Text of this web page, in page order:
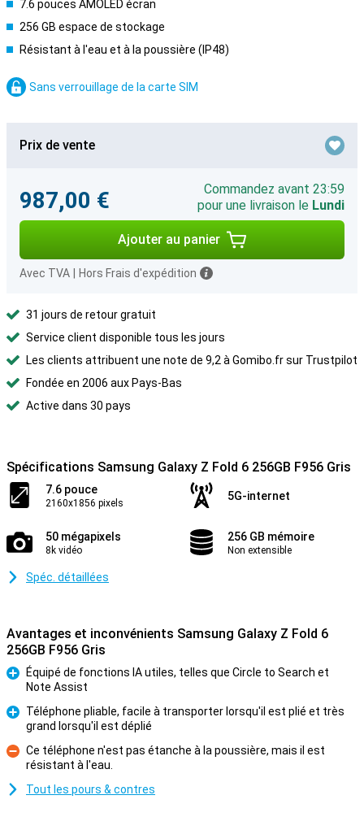
7.6 pouces AMOLED écran
256 GB espace de stockage
Résistant à l'eau et à la poussière (IP48)
Sans verrouillage de la carte SIM
Prix de vente
987,00 €
Commandez avant 23:59
pour une livraison le Lundi
Ajouter au panier
Avec TVA Hors Frais d'expédition
31 jours de retour gratuit
Service client disponible tous les jours
Les clients attribuent une note de 9,2 à Gomibo.fr sur Trustpilot
Fondée en 2006 aux Pays-Bas
Active dans 30 pays
Spécifications Samsung Galaxy Z Fold 6 256GB F956 Gris
7.6 pouce
2160x1856 pixels
5G-internet
50 mégapixels
8k vidéo
256 GB mémoire
Non extensible
Spéc. détaillées
Avantages et inconvénients Samsung Galaxy Z Fold 6
256GB F956 Gris
Pour
Équipé de fonctions IA utiles, telles que Circle to Search et
Note Assist
Pour
Téléphone pliable, facile à transporter lorsqu'il est plié et très
grand lorsqu'il est déplié
Contre
Ce téléphone n'est pas étanche à la poussière, mais il est
résistant à l'eau.
Tout les pours & contres